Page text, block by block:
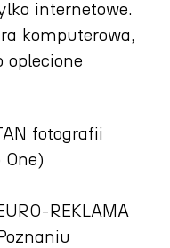
internetowe.
komputerowa,
oplecione
fotografii
REKLAMA